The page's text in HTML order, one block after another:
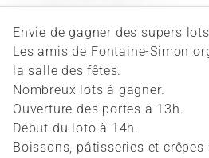
Envie de gagner des supers
Les amis de Fontaine-Simon
la salle des fêtes.
Nombreux lots à gagner.
Ouverture des portes à 13h.
Début du loto à 14h.
Boissons, pâtisseries et crêpes